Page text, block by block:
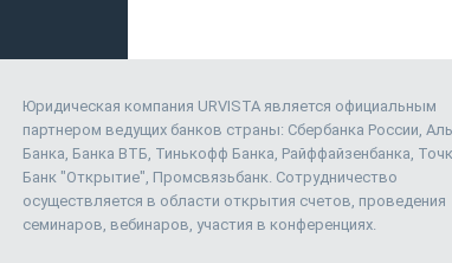
Юридическая компания URVISTA является официальным
партнером ведущих банков страны: Сбербанка России,
Банка, Банка ВТБ, Тинькофф Банка, Райффайзенбанка,
Банк "Открытие", Промсвязьбанк. Сотрудничество
осуществляется в области открытия счетов, проведения
семинаров, вебинаров, участия в конференциях.